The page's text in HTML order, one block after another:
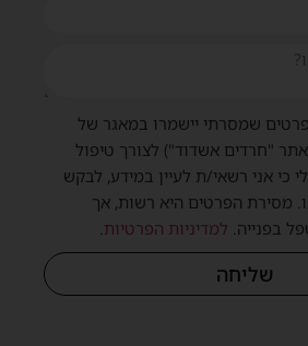
שמסרתי יישמרו במאגר של
"חרדים אשדוד") לצורך טיפול
כי אני רשאי/ת לעיין במידע, לבקש
מסירת הפרטים היא רשות, אך
בפנייה. למדיניות הפרטיות.
שליחה